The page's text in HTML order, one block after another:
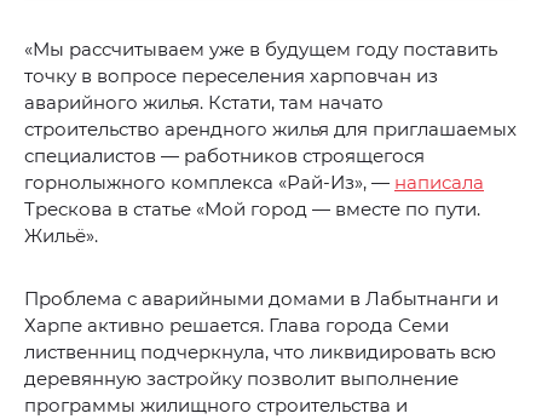
«Мы рассчитываем уже в будущем году поставить
точку в вопросе переселения харповчан из
аварийного жилья. Кстати, там начато
строительство арендного жилья для приглашаемых
специалистов — работников строящегося
горнолыжного комплекса «Рай-Из», — написала
Трескова в статье «Мой город — вместе по пути.
Жильё».
Проблема с аварийными домами в Лабытнанги и
Харпе активно решается. Глава города Семи
лиственниц подчеркнула, что ликвидировать всю
деревянную застройку позволит выполнение
программы жилищного строительства и